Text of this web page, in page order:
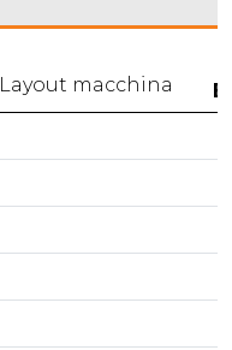
Layout macchina